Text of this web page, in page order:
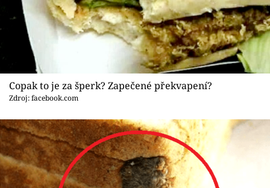
Copak to je za šperk? Zapečené překvapení?
Zdroj: facebook.com